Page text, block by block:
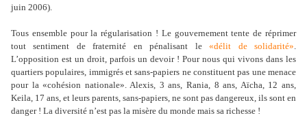
juin 2006).
Tous ensemble pour la régularisation ! Le gouvernement tente de réprimer
tout sentiment de fraternité en pénalisant le«délit de solidarité».
L’opposition est un droit, parfois un devoir ! Pour nous qui vivons dans les
quartiers populaires, immigrés et sans-papiers ne constituent pas une menace
pour la «cohésion nationale». Alexis, 3 ans, Rania, 8 ans, Aïcha, 12 ans,
Keila, 17 ans, et leurs parents, sans-papiers, ne sont pas dangereux, ils sont en
danger ! La diversité n’est pas la misère du monde mais sa richesse !